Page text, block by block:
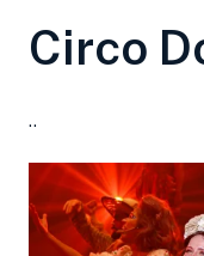
Circo
..